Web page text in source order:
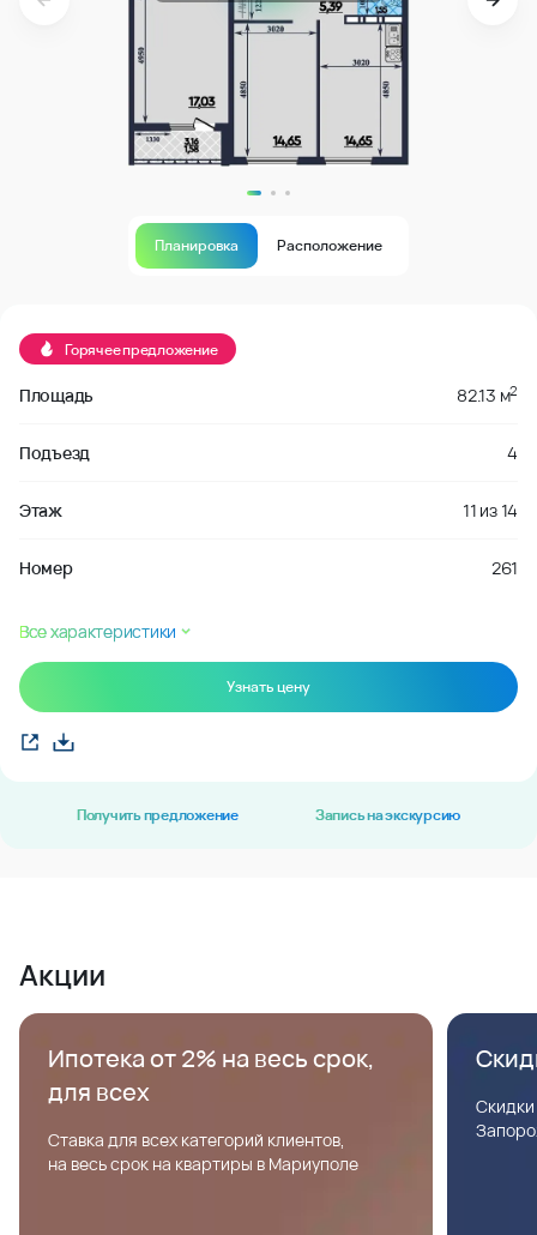
Планировка Расположение
Горячее предложение
Площадь 82.13 м2
Подъезд 4
Этаж 11 из14
Номер 261
Все характеристики
Узнать цену
Получить предложение Запись на экскурсию
Акции
Ипотека от 2% на весь срок,
для всех
Ставка для всех категорий клиентов,
на весь срок на квартиры в Мариуполе